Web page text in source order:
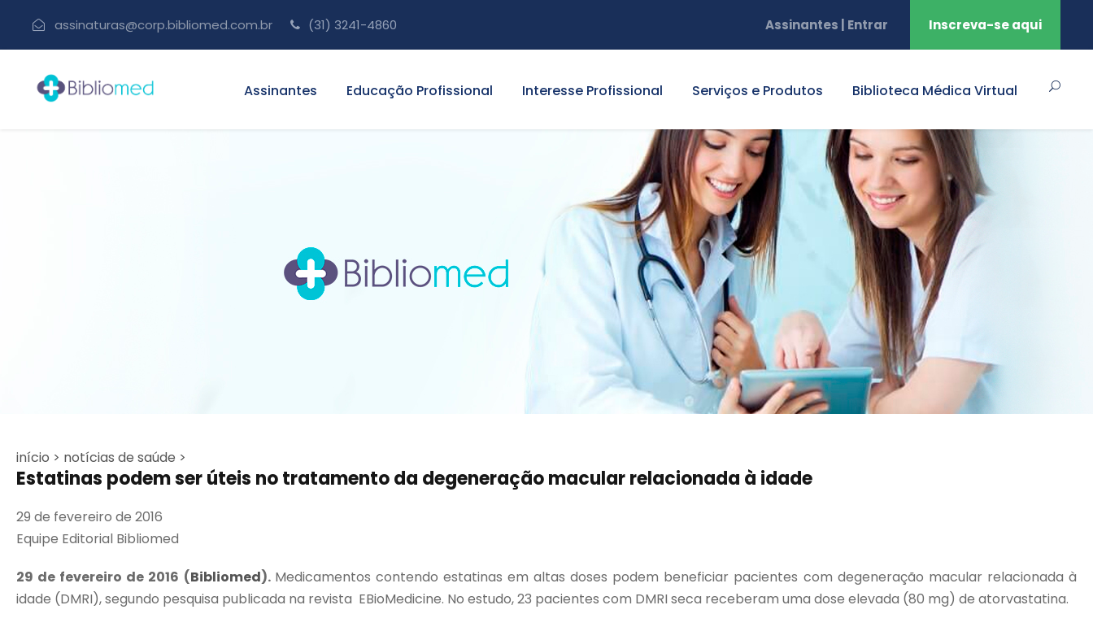
assinaturas@corp.bibliomed.com.br (31) 3241-4860 Assinantes | Entrar Inscreva-se aqui
Assinantes Educação Profissional Interesse Profissional Serviços e Produtos Biblioteca Médica Virtual
início > notícias de saúde >
Estatinas podem ser úteis no tratamento da degeneração macular relacionada à idade
29 de fevereiro de 2016
Equipe Editorial Bibliomed
29 de fevereiro de 2016 (Bibliomed). Medicamentos contendo estatinas em altas doses podem beneficiar pacientes com degeneração macular relacionada à
idade (DMRI), segundo pesquisa publicada na revista EBioMedicine. No estudo, 23 pacientes com DMRI seca receberam uma dose elevada (80 mg) de atorvastatina.